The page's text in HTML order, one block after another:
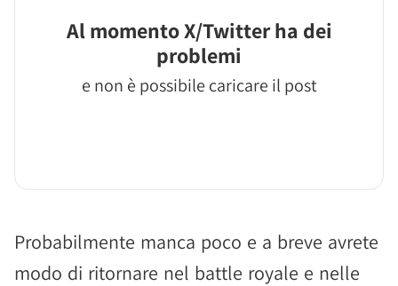
Al momento X/Twitter ha dei
problemi
e non è possibile caricare il post
Probabilmente manca poco e a breve avrete
modo di ritornare nel battle royale e nelle